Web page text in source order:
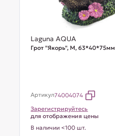
Laguna AQUA
Грот "Якорь", M, 63*40*75мм
Артикул74004074
Зарегистрируйтесь
для отображения цены
В наличии <100 шт.